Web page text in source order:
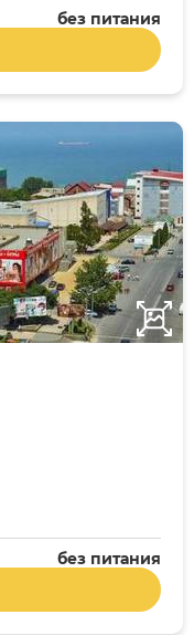
без питания
без питания